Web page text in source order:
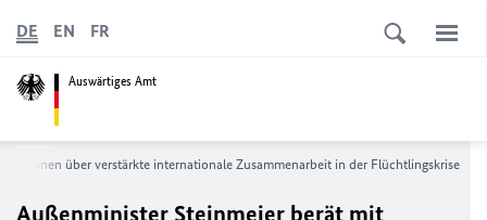
Auswärtiges Amt
DE EN FR
über verstärkte internationale Zusammenarbeit in der Flüchtlingskrise
Außenminister Steinmeier berät mit